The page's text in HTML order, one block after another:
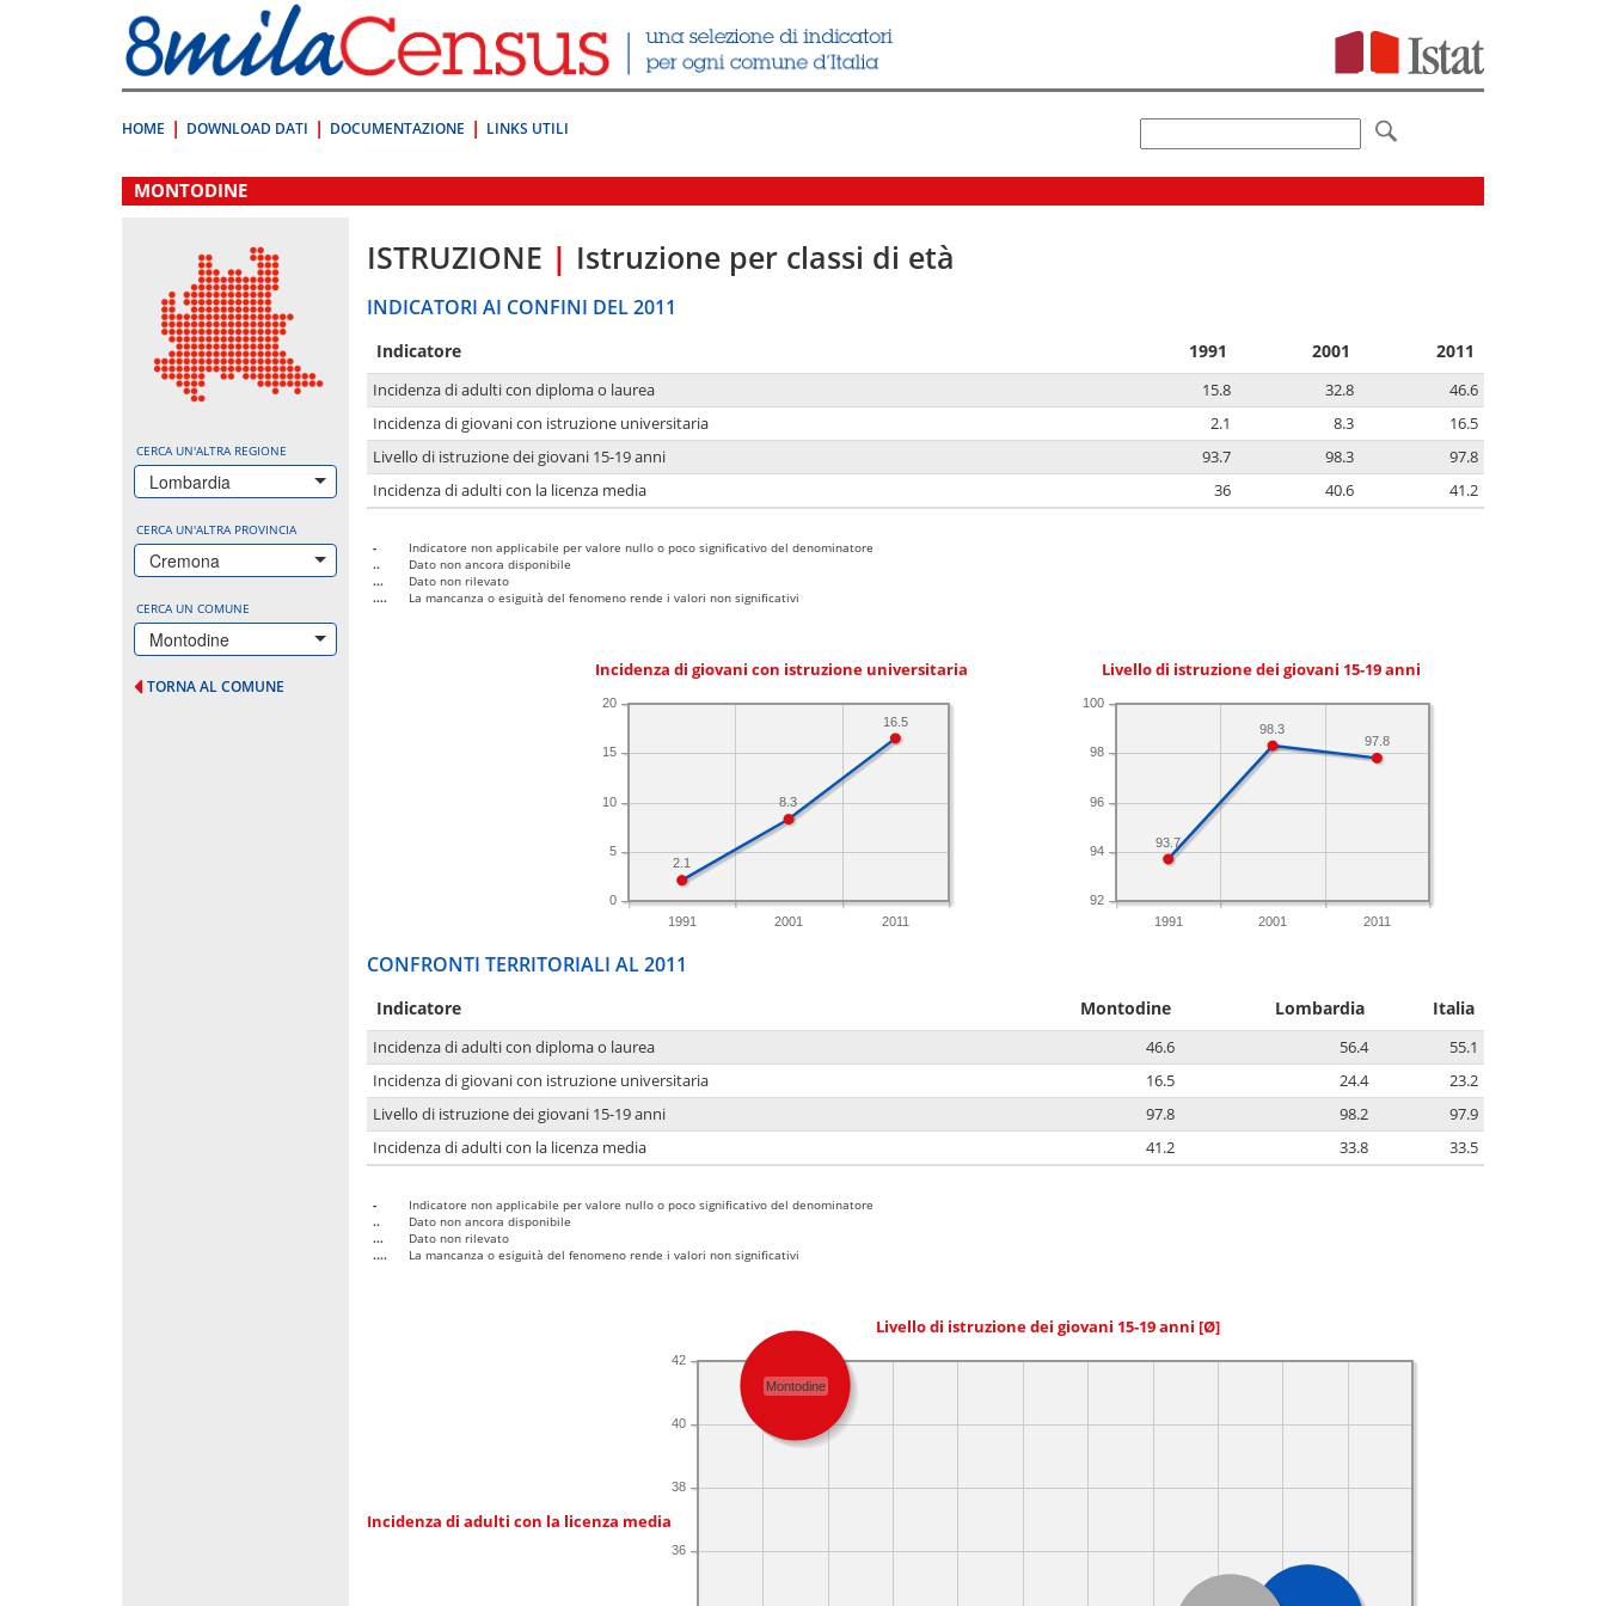
direttamente
a:
Contenuto
HOME DOWNLOAD DATI DOCUMENTAZIONE LINKS UTILI
.
MONTODINE
CERCA UN'ALTRA REGIONE
Lombardia
CERCA UN'ALTRA PROVINCIA
Cremona
CERCA UN COMUNE
Montodine
TORNA AL COMUNE
ISTRUZIONE | Istruzione per classi di età
INDICATORI AI CONFINI DEL 2011
Indicatore 1991 2001 2011
Incidenza di adulti con diploma o laurea 15.8 32.8
46.6
Incidenza di giovani con istruzione universitaria
2.1 8.3
16.5
Livello di istruzione dei giovani 15-19 anni
93.7 98.3
97.8
Incidenza di adulti con la licenza media
36 40.6 41.2
-
Indicatore non applicabile per valore nullo o poco significativo del denominatore
..
Dato non ancora disponibile
...
Dato non rilevato
....
La mancanza o esiguità del fenomeno rende i valori non significativi
Incidenza di giovani con istruzione universitaria
1991 2001 2011
0
5
10
15
20
16.5
8.3
2.1
Livello di istruzione dei giovani 15-19 anni
1991 2001 2011
92
94
96
98
100
97.8
98.3
93.7
CONFRONTI TERRITORIALI AL 2011
Indicatore Montodine Lombardia Italia
Incidenza di adulti con diploma o laurea 46.6 56.4
55.1
Incidenza di giovani con istruzione universitaria
16.5 24.4
23.2
Livello di istruzione dei giovani 15-19 anni
97.8 98.2
97.9
Incidenza di adulti con la licenza media
41.2 33.8 33.5
-
Indicatore non applicabile per valore nullo o poco significativo del denominatore
..
Dato non ancora disponibile
...
Dato non rilevato
....
La mancanza o esiguità del fenomeno rende i valori non significativi
Livello di istruzione dei giovani 15-19 anni [Ø]
Incidenza di adulti con la licenza media
36
38
40
42
Montodine